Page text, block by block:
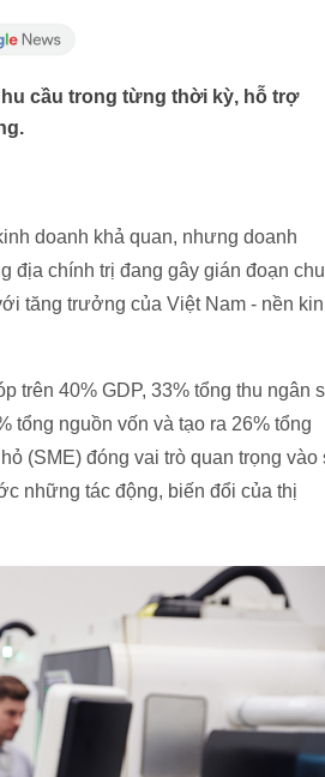
cầu trong từng thời kỳ, hỗ trợ
doanh khả quan, nhưng doanh
địa chính trị đang gây gián đoạn
tăng trưởng của Việt Nam - nền
trên 40% GDP, 33% tổng thu ngân
tổng nguồn vốn và tạo ra 26% tổng
(SME) đóng vai trò quan trọng vào
những tác động, biến đổi của thị